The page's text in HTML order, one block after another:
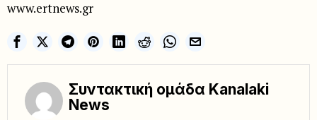
www.ertnews.gr
Συντακτική ομάδα Kanalaki
News